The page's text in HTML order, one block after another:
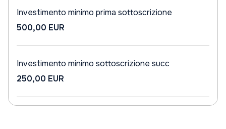
Investimento minimo prima sottoscrizione
500,00 EUR
Investimento minimo sottoscrizione succ
250,00 EUR